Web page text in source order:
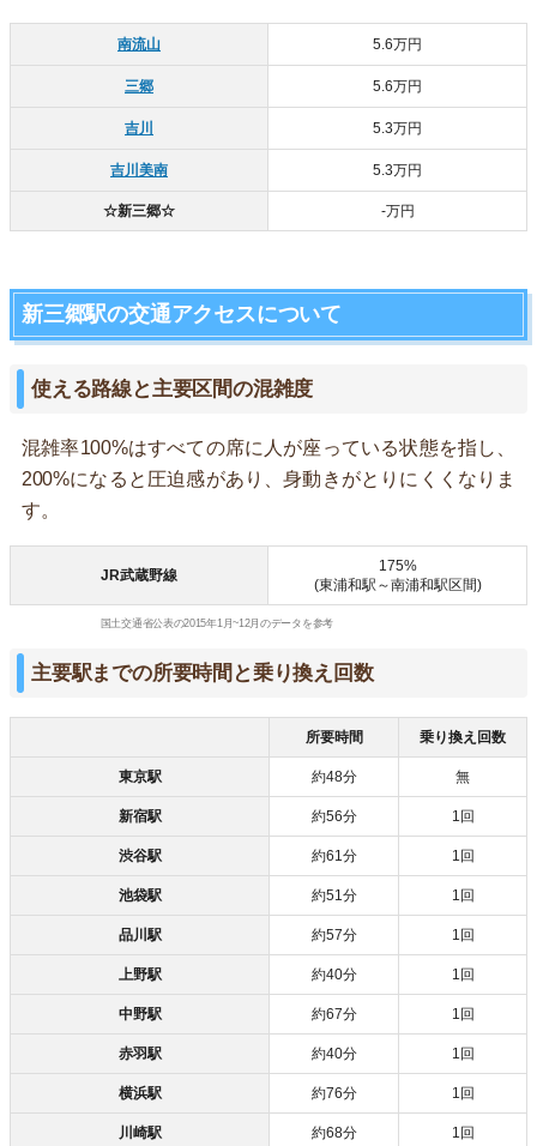
南流山 5.6万円
三郷 5.6万円
吉川 5.3万円
吉川美南 5.3万円
☆新三郷☆ ‐万円
新三郷駅の交通アクセスについて
使える路線と主要区間の混雑度
混雑率100%はすべての席に人が座っている状態を指し、
200%になると圧迫感があり、身動きがとりにくくなりま
す。
JR武蔵野線
175%
(東浦和駅～南浦和駅区間)
国土交通省公表の2015年1月~12月のデータを参考
主要駅までの所要時間と乗り換え回数
所要時間 乗り換え回数
東京駅 約48分 無
新宿駅 約56分 1回
渋谷駅 約61分 1回
池袋駅 約51分 1回
品川駅 約57分 1回
上野駅 約40分 1回
中野駅 約67分 1回
赤羽駅 約40分 1回
横浜駅 約76分 1回
川崎駅 約68分 1回